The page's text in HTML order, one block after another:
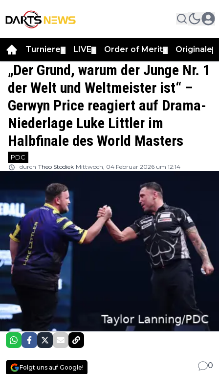
Turniere LIVE Order of Merit Originale
„Der Grund, warum der Junge Nr. 1
der Welt und Weltmeister ist“ –
Gerwyn Price reagiert auf Drama-
Niederlage Luke Littler im
Halbfinale des World Masters
PDC
durch Theo Stodiek Mittwoch, 04 Februar 2026 um 12:14
Folgt uns auf Google!
0